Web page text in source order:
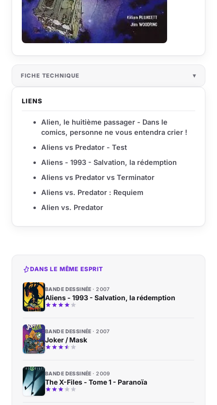
FICHE TECHNIQUE
LIENS
Alien, le huitième passager - Dans le
comics, personne ne vous entendra crier !
Aliens vs Predator - Test
Aliens - 1993 - Salvation, la rédemption
Aliens vs Predator vs Terminator
Aliens vs. Predator : Requiem
Alien vs. Predator
DANS LE MÊME ESPRIT
BANDE DESSINÉE 2007
Aliens - 1993 - Salvation, la rédemption
BANDE DESSINÉE 2007
Joker / Mask
BANDE DESSINÉE 2009
The X-Files - Tome 1 - Paranoïa